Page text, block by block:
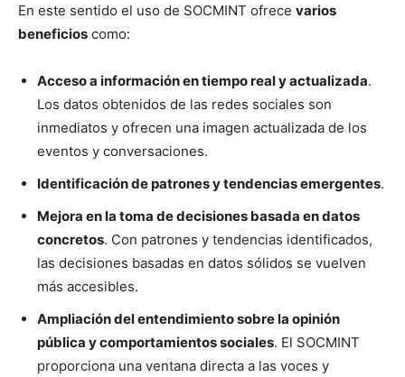
En este sentido el uso de SOCMINT ofrece varios
beneficios como:
Acceso a información en tiempo real y actualizada.
Los datos obtenidos de las redes sociales son
inmediatos y ofrecen una imagen actualizada de los
eventos y conversaciones.
Identificación de patrones y tendencias emergentes.
Mejora en la toma de decisiones basada en datos
concretos. Con patrones y tendencias identificados,
las decisiones basadas en datos sólidos se vuelven
más accesibles.
Ampliación del entendimiento sobre la opinión
pública y comportamientos sociales. El SOCMINT
proporciona una ventana directa a las voces y